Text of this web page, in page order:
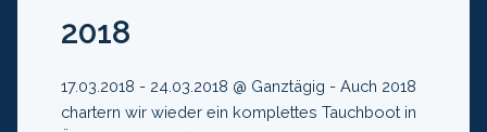
2018
17.03.2018 - 24.03.2018 @ Ganztägig - Auch 2018
chartern wir wieder ein komplettes Tauchboot in